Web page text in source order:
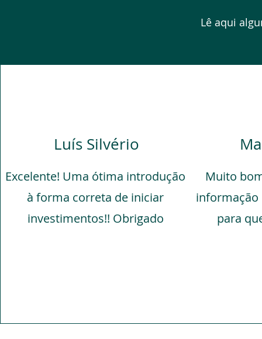
Lê aqui
Luís Silvério
Excelente! Uma ótima introdução
à forma correta de iniciar
investimentos!! Obrigado
Muito
informação
para